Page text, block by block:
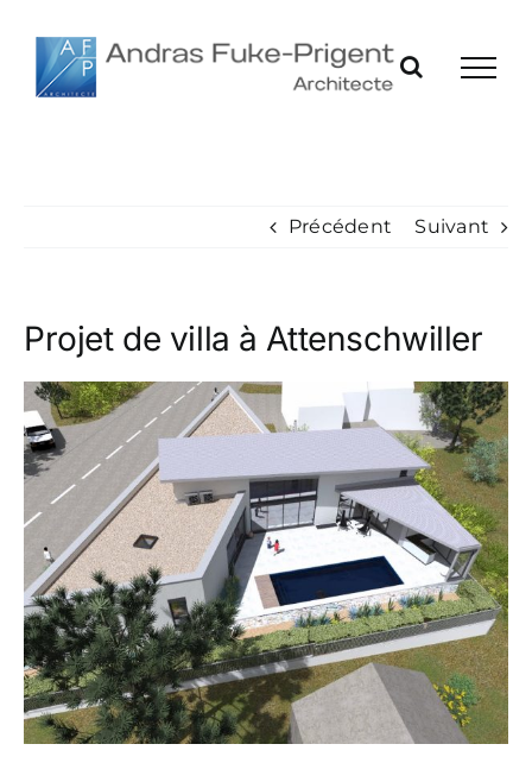
contenu
Précédent Suivant
Projet de villa à Attenschwiller
Voir
l'image
agrandie